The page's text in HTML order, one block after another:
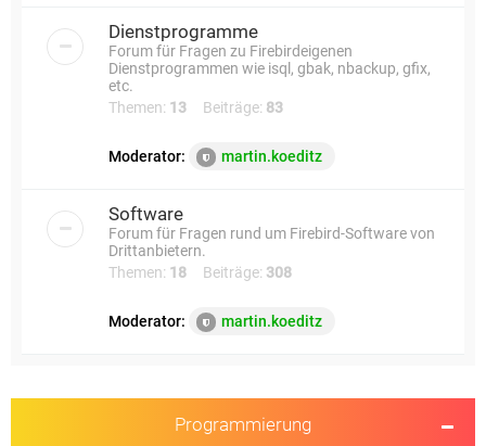
Dienstprogramme
Forum für Fragen zu Firebirdeigenen
Dienstprogrammen wie isql, gbak, nbackup, gfix,
etc.
Themen: 13 Beiträge: 83
Moderator: martin.koeditz
Software
Forum für Fragen rund um Firebird-Software von
Drittanbietern.
Themen: 18 Beiträge: 308
Moderator: martin.koeditz
Programmierung